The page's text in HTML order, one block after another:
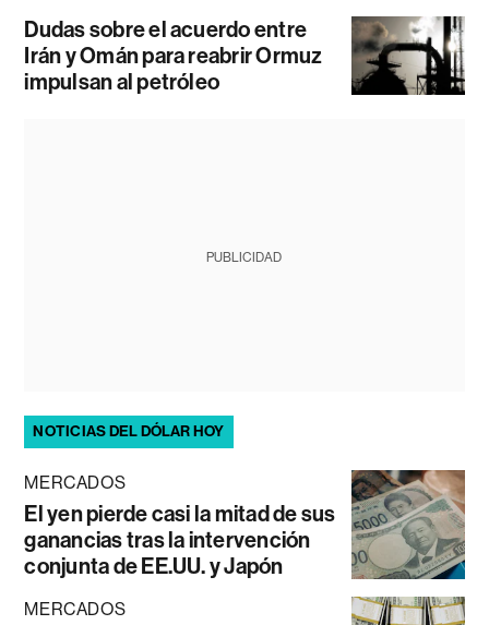
Dudas sobre el acuerdo entre
Irán y Omán para reabrir Ormuz
impulsan al petróleo
PUBLICIDAD
NOTICIAS DEL DÓLAR HOY
MERCADOS
El yen pierde casi la mitad de sus
ganancias tras la intervención
conjunta de EE.UU. y Japón
MERCADOS